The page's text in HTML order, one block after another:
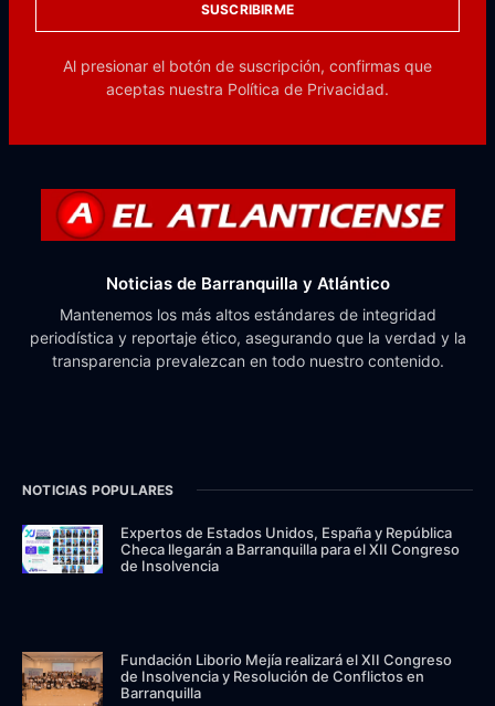
SUSCRIBIRME
Al presionar el botón de suscripción, confirmas que
aceptas nuestra Política de Privacidad.
Noticias de Barranquilla y Atlántico
Mantenemos los más altos estándares de integridad
periodística y reportaje ético, asegurando que la verdad y la
transparencia prevalezcan en todo nuestro contenido.
NOTICIAS POPULARES
Expertos de Estados Unidos, España y República
Checa llegarán a Barranquilla para el XII Congreso
de Insolvencia
Fundación Liborio Mejía realizará el XII Congreso
de Insolvencia y Resolución de Conflictos en
Barranquilla